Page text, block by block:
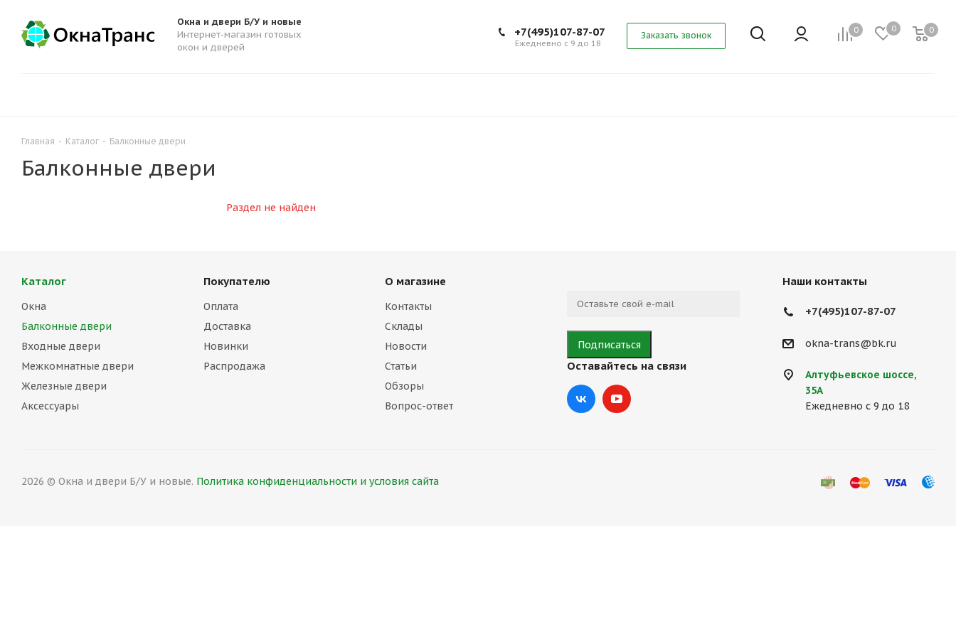
Окна и двери Б/У и новые
Интернет-магазин готовых
окон и дверей
0 0 0
+7(495)107-87-07
Ежедневно с 9 до 18
Заказать звонок
Главная - Каталог - Балконные двери
Балконные двери
Раздел не найден
Каталог
Окна
Балконные двери
Входные двери
Межкомнатные двери
Железные двери
Аксессуары
Покупателю
Оплата
Доставка
Новинки
Распродажа
О магазине
Контакты
Склады
Новости
Статьи
Обзоры
Вопрос-ответ
Оставайтесь на связи
Наши контакты
+7(495)107-87-07
okna-trans@bk.ru
Алтуфьевское шоссе,
35А
Ежедневно с 9 до 18
2026 © Окна и двери Б/У и новые. Политика конфиденциальности и условия сайта